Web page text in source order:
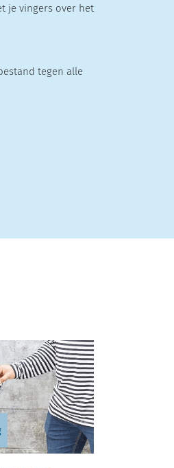
je vingers over het
tegen alle